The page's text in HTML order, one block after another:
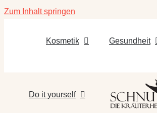
Zum Inhalt springen
Kosmetik Gesundheit
Do it yourself